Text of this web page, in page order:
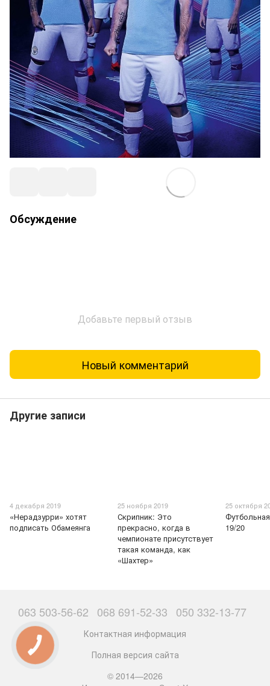
Обсуждение
Добавьте первый отзыв
Новый комментарий
Другие записи
4 декабря 2019
«Нерадзурри» хотят
подписать Обамеянга
25 ноября 2019
Скрипник: Это
прекрасно, когда в
чемпионате присутствует
такая команда, как
«Шахтер»
25 октября
19/20
063 503-56-62 068 691-52-33 050 332-13-77
Контактная информация
Полная версия сайта
© 2014—2026